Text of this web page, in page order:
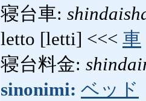
寝台車:
letto [letti] <<< 車
寝台料金:
sinonimi: ベッド